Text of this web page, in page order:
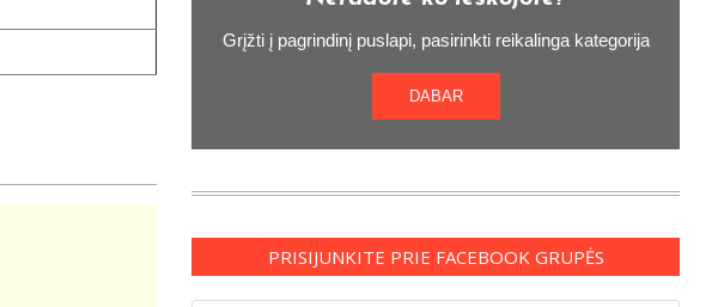
Grįžti į pagrindinį puslapi, pasirinkti reikalinga kategorija
DABAR
PRISIJUNKITE PRIE FACEBOOK GRUPĖS